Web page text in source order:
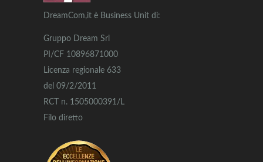
DreamCom,it è Business Unit di:
Gruppo Dream Srl
PI/CF 10896871000
Licenza regionale 633
del 09/2/2011
RCT n. 1505000391/L
Filo diretto